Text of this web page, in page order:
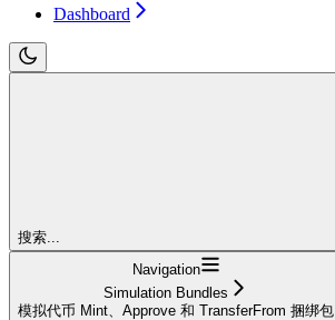
Dashboard
搜索...
Navigation
Simulation Bundles
模拟代币 Mint、Approve 和 TransferFrom 捆绑包